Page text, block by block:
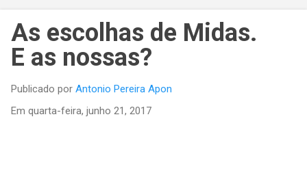
As escolhas de Midas.
E as nossas?
Publicado por Antonio Pereira Apon
Em quarta-feira, junho 21, 2017